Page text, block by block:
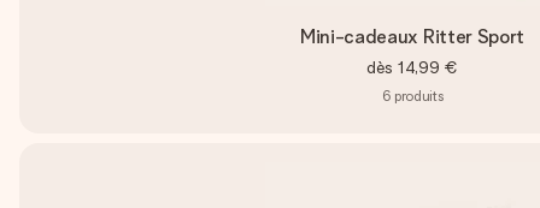
Mini-cadeaux Ritter Sport
dès 14,99 €
6 produits